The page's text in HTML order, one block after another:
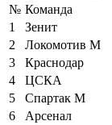
№ Команда
1
Зенит
2
Локомотив М
3
Краснодар
4
ЦСКА
5
Спартак М
6
Арсенал